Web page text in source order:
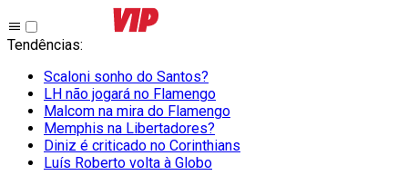
Tendências:
Scaloni sonho do Santos?
LH não jogará no Flamengo
Malcom na mira do Flamengo
Memphis na Libertadores?
Diniz é criticado no Corinthians
Luís Roberto volta à Globo